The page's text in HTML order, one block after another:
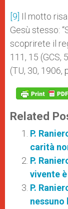
[9] Il motto
Gesù stesso:
scoprirete il
111, 15 (GCS,
(TU, 30, 1906,
Related
P.
carità
P.
vivente
P.
nessuno